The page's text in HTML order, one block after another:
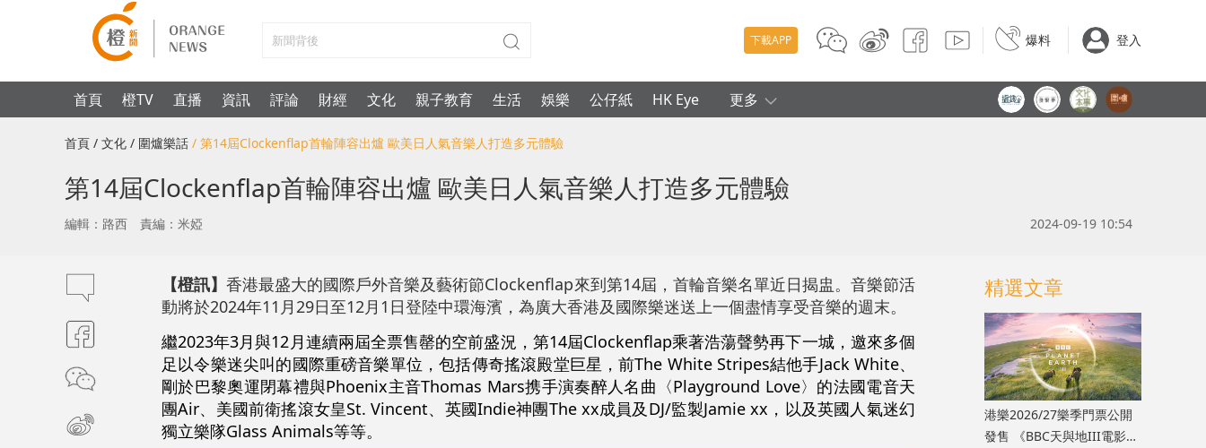
下載APP 爆料 登入
首頁 橙TV 直播 資訊 評論 財經 文化 親子教育 生活 娛樂 公仔紙 HK Eye 更多
首頁 / 文化 / 圍爐樂話 / 第14屆Clockenflap首輪陣容出爐 歐美日人氣音樂人打造多元體驗
第14屆Clockenflap首輪陣容出爐 歐美日人氣音樂人打造多元體驗
編輯：路西 責編：米婭 2024-09-19 10:54
【橙訊】香港最盛大的國際戶外音樂及藝術節Clockenflap來到第14屆，首輪音樂名單近日揭盅。音樂節活
動將於2024年11月29日至12月1日登陸中環海濱，為廣大香港及國際樂迷送上一個盡情享受音樂的週末。
繼2023年3月與12月連續兩屆全票售罄的空前盛況，第14屆Clockenflap乘著浩蕩聲勢再下一城，邀來多個
足以令樂迷尖叫的國際重磅音樂單位，包括傳奇搖滾殿堂巨星，前The White Stripes結他手Jack White、
剛於巴黎奧運閉幕禮與Phoenix主音Thomas Mars携手演奏醉人名曲〈Playground Love〉的法國電音天
團Air、美國前衛搖滾女皇St. Vincent、英國Indie神團The xx成員及DJ/監製Jamie xx，以及英國人氣迷幻
獨立樂隊Glass Animals等等。
精選文章
港樂2026/27樂季門票公開
發售 《BBC天與地III電影音